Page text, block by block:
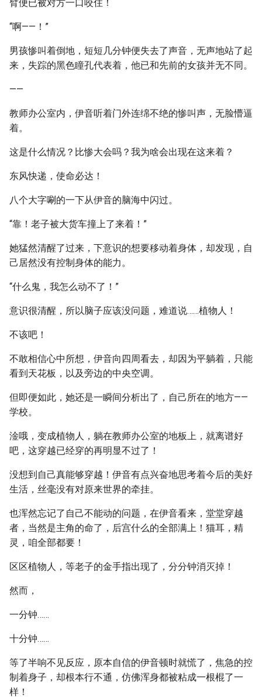
臂便已被对方一口咬住！
“啊——！”
男孩惨叫着倒地，短短几分钟便失去了声音，无声地站了起
来，失踪的黑色瞳孔代表着，他已和先前的女孩并无不同。
——
教师办公室内，伊音听着门外连绵不绝的惨叫声，无脸懵逼
着。
这是什么情况？比惨大会吗？我为啥会出现在这来着？
东风快递，使命必达！
八个大字唰的一下从伊音的脑海中闪过。
“靠！老子被大货车撞上了来着！”
她猛然清醒了过来，下意识的想要移动着身体，却发现，自
己居然没有控制身体的能力。
“什么鬼，我怎么动不了！”
意识很清醒，所以脑子应该没问题，难道说……植物人！
不该吧！
不敢相信心中所想，伊音向四周看去，却因为平躺着，只能
看到天花板，以及旁边的中央空调。
但即便如此，她还是一瞬间分析出了，自己所在的地方——
学校。
淦哦，变成植物人，躺在教师办公室的地板上，就离谱好
吧，这穿越已经穿的再明显不过了！
没想到自己真能够穿越！伊音有点兴奋地思考着今后的美好
生活，丝毫没有对原来世界的牵挂。
也浑然忘记了自己不能动的问题，在伊音看来，堂堂穿越
者，当然是主角的命了，后宫什么的全部满上！猫耳，精
灵，咱全部都要！
区区植物人，等老子的金手指出现了，分分钟消灭掉！
然而，
一分钟……
十分钟……
等了半响不见反应，原本自信的伊音顿时就慌了，焦急的控
制着身子，却根本行不通，仿佛浑身都被粘成一根棍了一
样！